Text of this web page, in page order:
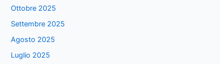
Ottobre 2025
Settembre 2025
Agosto 2025
Luglio 2025